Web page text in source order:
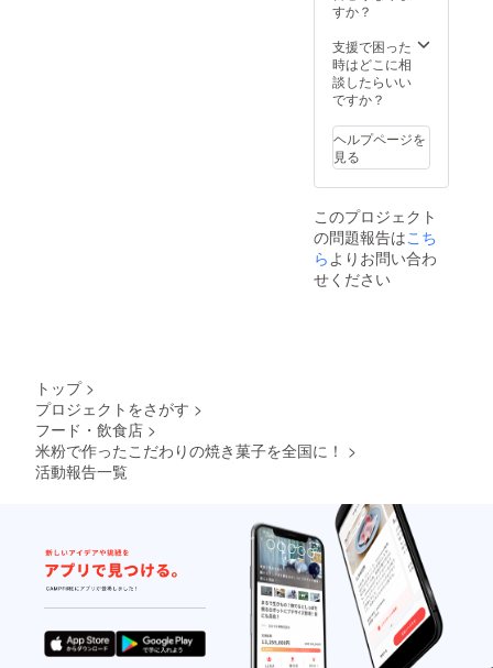
すか？
支援で困った
時はどこに相
談したらいい
ですか？
ヘルプページを
見る
このプロジェクト
の問題報告はこち
らよりお問い合わ
せください
トップ >
プロジェクトをさがす >
フード・飲食店 >
米粉で作ったこだわりの焼き菓子を全国に！ >
活動報告一覧